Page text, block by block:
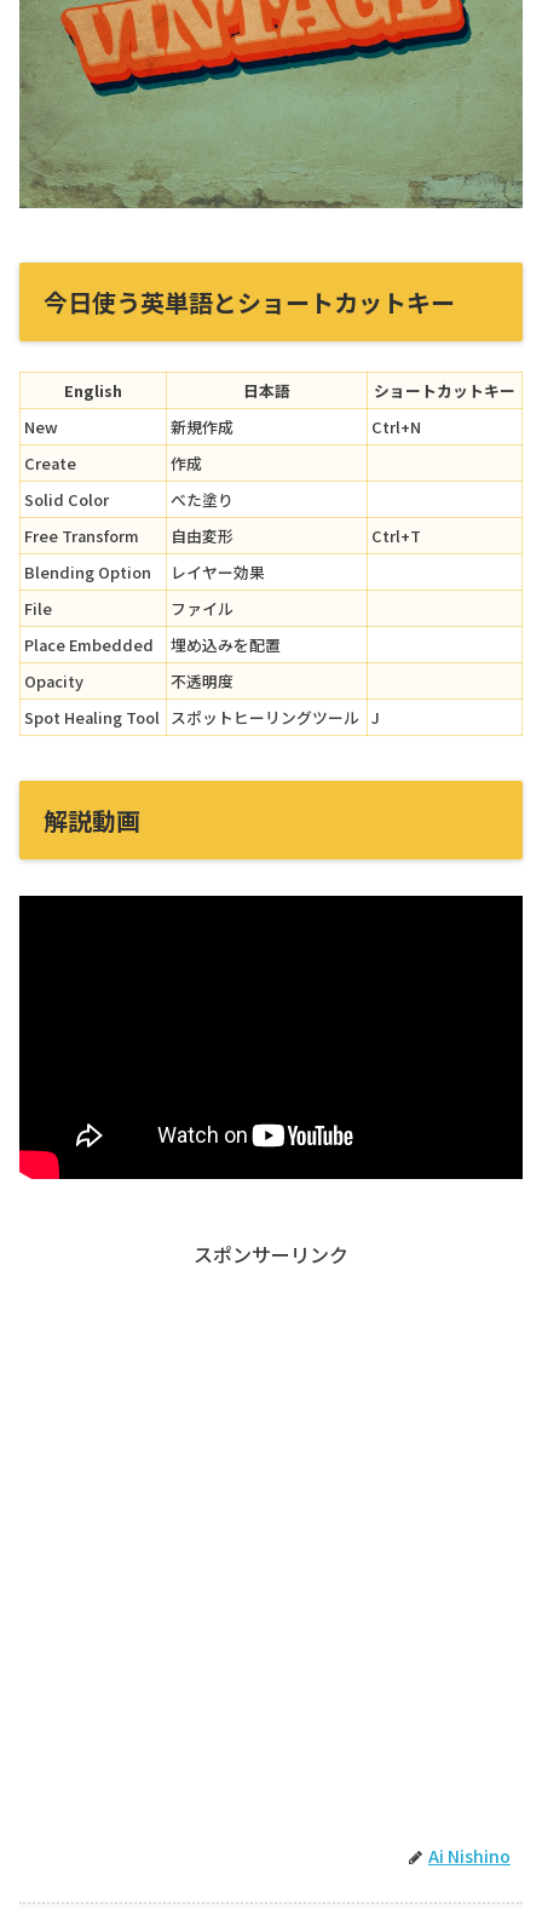
今日使う英単語とショートカットキー
English 日本語
ショートカットキー
New
新規作成
Ctrl+N
Create
作成
Solid Color
べた塗り
Free Transform
自由変形
Ctrl+T
Blending Option
レイヤー効果
File
ファイル
Place Embedded
埋め込みを配置
Opacity
不透明度
Spot Healing Tool スポットヒーリングツール J
解説動画
スポンサーリンク
Ai Nishino